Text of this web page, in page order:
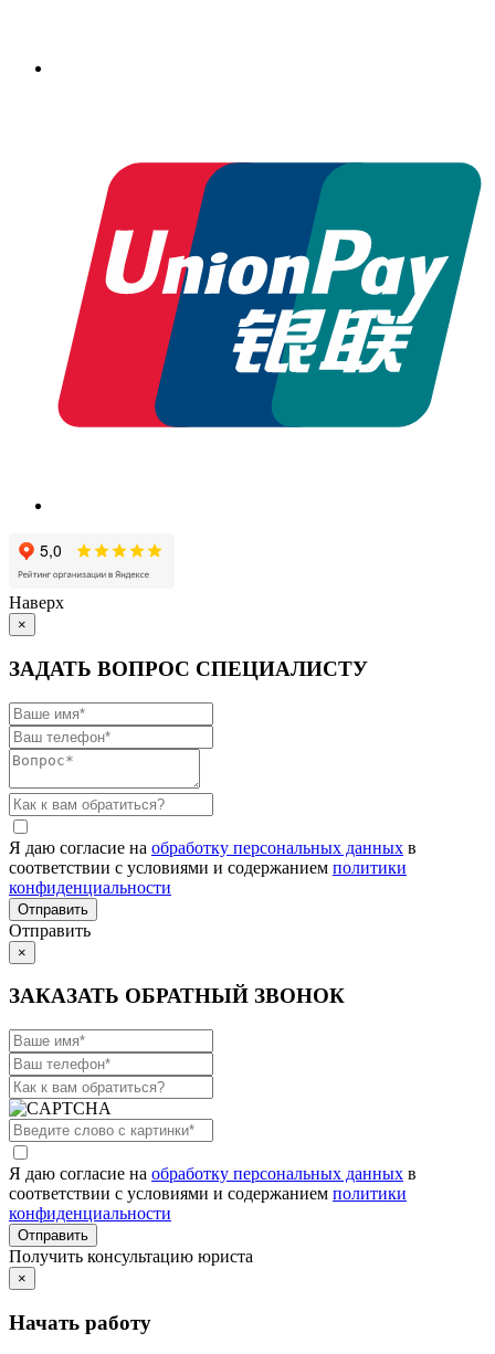
Наверх
×
ЗАДАТЬ ВОПРОС СПЕЦИАЛИСТУ
Я даю согласие на обработку персональных данных в
соответствии с условиями и содержанием политики
конфиденциальности
Отправить
×
ЗАКАЗАТЬ ОБРАТНЫЙ ЗВОНОК
Я даю согласие на обработку персональных данных в
соответствии с условиями и содержанием политики
конфиденциальности
Получить консультацию юриста
×
Начать работу